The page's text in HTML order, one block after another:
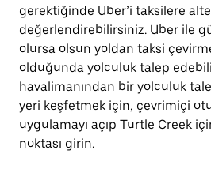
gerektiğinde Uber’i taksilere
değerlendirebilirsiniz. Uber ile
olursa olsun yoldan taksi
olduğunda yolculuk talep
havalimanından bir yolculuk
yeri keşfetmek için, çevrimiçi
uygulamayı açıp Turtle Creek
noktası girin.